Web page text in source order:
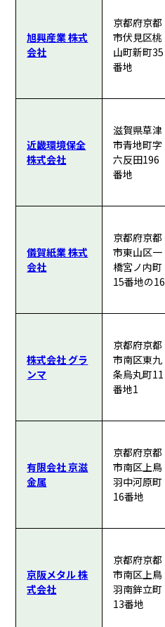
旭興産業 株式
会社
京都府京都
市伏見区桃
山町新町35
番地
近畿環境保全
株式会社
滋賀県草津
市青地町字
六反田196
番地
儀賀紙業 株式
会社
京都府京都
市東山区一
橋宮ノ内町
15番地の16
株式会社 グラ
ンマ
京都府京都
市南区東九
条烏丸町11
番地1
有限会社 京滋
金属
京都府京都
市南区上鳥
羽中河原町
16番地
京阪メタル 株
式会社
京都府京都
市南区上鳥
羽南鉾立町
13番地